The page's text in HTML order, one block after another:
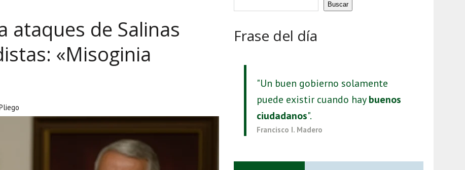
DE LA UNAM MARCAN LA JORNADA
CUATRO CENTROS Y HASTA 1.1 MILLONES DE LITROS
ataques de Salinas
«Misoginia
Buscar
Frase del día
"Un buen gobierno solamente
puede existir cuando haybuenos
ciudadanos".
Francisco I. Madero